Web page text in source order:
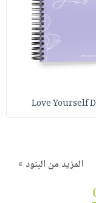
Love Yourself
المزيد من البنود »
)